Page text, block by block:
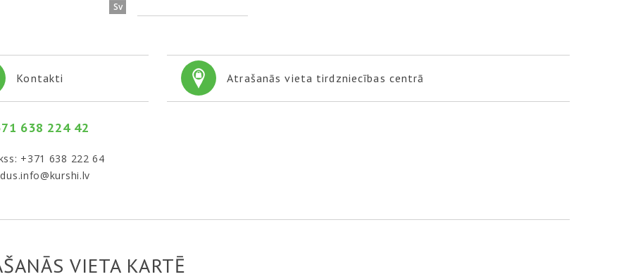
Sv
Kontakti
638 224 42
+371 638 222 64
Atrašanās vieta tirdzniecības centrā
VIETA KARTĒ